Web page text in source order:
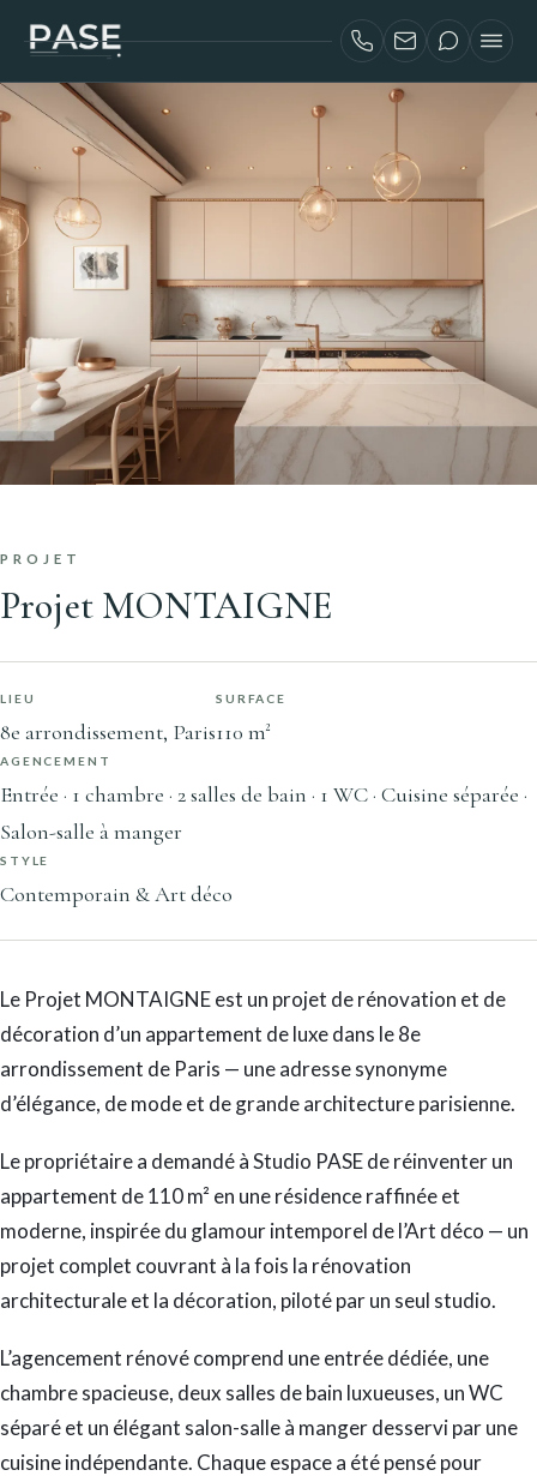
INVESTISSEURS AIRBNB
PROJETS
À PROPOS
BLOG
ENGLISH
PROJET
Projet MONTAIGNE
LIEU
8e arrondissement, Paris
SURFACE
110 m²
AGENCEMENT
Entrée · 1 chambre · 2 salles de bain · 1 WC · Cuisine séparée ·
Salon-salle à manger
STYLE
Contemporain & Art déco
Le Projet MONTAIGNE est un projet de rénovation et de
décoration d’un appartement de luxe dans le 8e
arrondissement de Paris — une adresse synonyme
d’élégance, de mode et de grande architecture parisienne.
Le propriétaire a demandé à Studio PASE de réinventer un
appartement de 110 m² en une résidence raffinée et
moderne, inspirée du glamour intemporel de l’Art déco — un
projet complet couvrant à la fois la rénovation
architecturale et la décoration, piloté par un seul studio.
L’agencement rénové comprend une entrée dédiée, une
chambre spacieuse, deux salles de bain luxueuses, un WC
séparé et un élégant salon-salle à manger desservi par une
cuisine indépendante. Chaque espace a été pensé pour